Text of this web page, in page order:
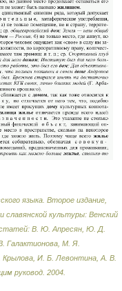
языка. Второе издание,
славянской культуры: Венский
В. Ю. Апресян, Ю. Д.
Галактионова, М. Я.
Крылова, И. Б. Левонтина, А. В.
руковод. 2004.